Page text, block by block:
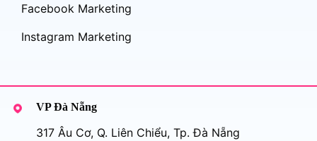
Facebook Marketing
Instagram Marketing
VP Đà Nẵng
317 Âu Cơ, Q. Liên Chiểu, Tp. Đà Nẵng